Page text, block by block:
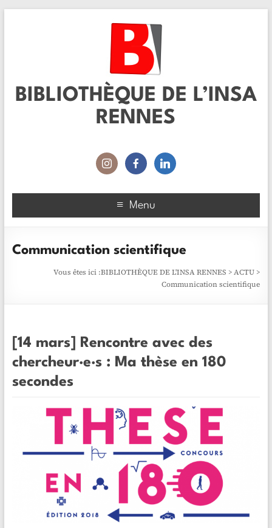
BIBLIOTHÈQUE DE L’INSA
RENNES
Menu
Communication scientifique
Vous êtes ici :BIBLIOTHÈQUE DE L'INSA RENNES >ACTU >
Communication scientifique
[14 mars] Rencontre avec des
chercheur·e·s : Ma thèse en 180
secondes